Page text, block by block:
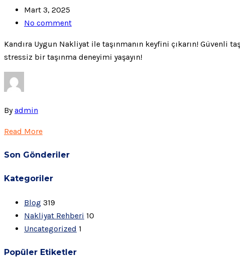
Mart 3, 2025
No comment
Kandıra Uygun Nakliyat ile taşınmanın keyfini çıkarın! Güvenli
stressiz bir taşınma deneyimi yaşayın!
Byadmin
Read More
Son Gönderiler
Kategoriler
Blog 319
Nakliyat Rehberi 10
Uncategorized 1
Popüler Etiketler